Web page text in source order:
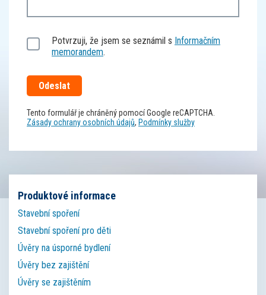
Potvrzuji, že jsem se seznámil s Informačním
memorandem.
Tento formulář je chráněný pomocí Google reCAPTCHA.
Zásady ochrany osobních údajů, Podmínky služby
Produktové informace
Stavební spoření
Stavební spoření pro děti
Úvěry na úsporné bydlení
Úvěry bez zajištění
Úvěry se zajištěním